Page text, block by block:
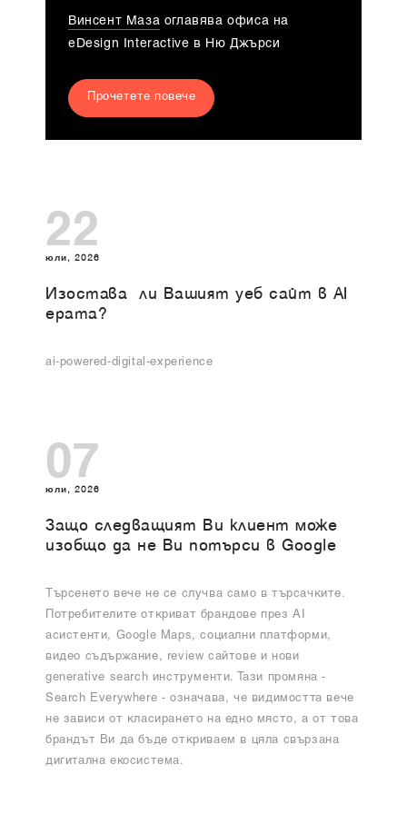
Винсент Маза оглавява офиса на
eDesign Interactive в Ню Джърси
Прочетете повече
22
юли, 2026
Изоставa ли Вашият уеб сайт в AI
ерата?
ai-powered-digital-experience
07
юли, 2026
Защо следващият Ви клиент може
изобщо да не Ви потърси в Google
Търсенето вече не се случва само в търсачките.
Потребителите откриват брандове през AI
асистенти, Google Maps, социални платформи,
видео съдържание, review сайтове и нови
generative search инструменти. Тази промяна -
Search Everywhere - означава, че видимостта вече
не зависи от класирането на едно място, а от това
брандът Ви да бъде откриваем в цяла свързана
дигитална екосистема.